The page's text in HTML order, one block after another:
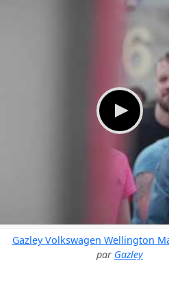
Gazley Volkswagen Wellington
par Gazley